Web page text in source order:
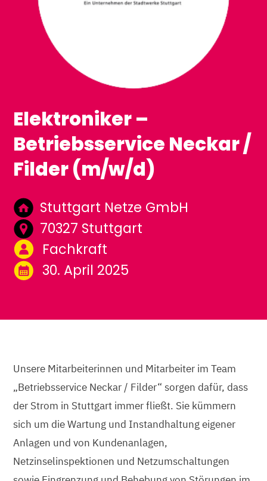
Elektroniker –
Betriebsservice Neckar /
Filder (m/w/d)
Stuttgart Netze GmbH
70327 Stuttgart
Fachkraft
30. April 2025
Unsere Mitarbeiterinnen und Mitarbeiter im Team
„Betriebsservice Neckar / Filder“ sorgen dafür, dass
der Strom in Stuttgart immer fließt. Sie kümmern
sich um die Wartung und Instandhaltung eigener
Anlagen und von Kundenanlagen,
Netzinselinspektionen und Netzumschaltungen